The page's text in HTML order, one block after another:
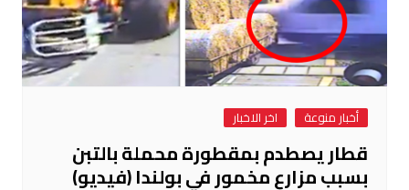
أخبار منوعة اخر الاخبار
قطار يصطدم بمقطورة محملة بالتبن
بسبب مزارع مخمور في بولندا (فيديو)